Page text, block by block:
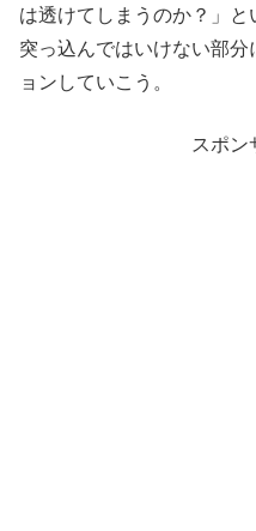
は透けてしまうのか？」
突っ込んではいけない部
ョンしていこう。
スポン